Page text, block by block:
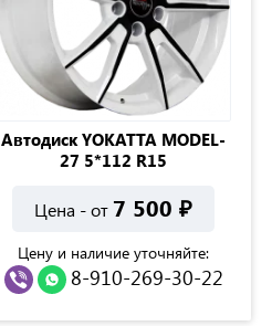
Автодиск YOKATTA MODEL-
27 5*112 R15
Цена - от 7 500 ₽
Цену и наличие уточняйте:
8-910-269-30-22